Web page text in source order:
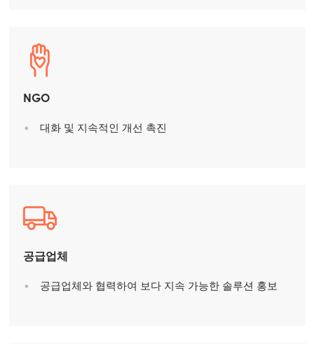
Mowi Scotland
Mowi Spain
Mowi Turkey
Mowi Canada West
Mowi Chile
Mowi USA
NGO
대화 및 지속적인 개선 촉진
공급업체
공급업체와 협력하여 보다 지속 가능한 솔루션 홍보